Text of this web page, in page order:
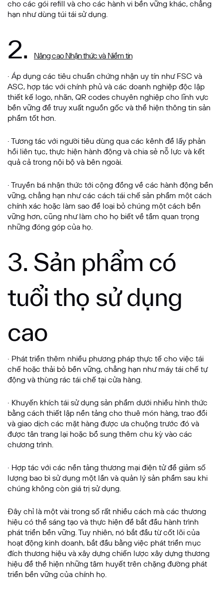
cho các gói refill và cho các hành vi bền vững khác, chẳng
hạn như dùng túi tái sử dụng.
2. Nâng cao Nhận thức và Niềm tin
· Áp dụng các tiêu chuẩn chứng nhận uy tín như FSC và
ASC, hợp tác với chính phủ và các doanh nghiệp độc lập
thiết kế logo, nhãn, QR codes chuyên nghiệp cho lĩnh vực
bền vững để truy xuất nguồn gốc và thể hiện thông tin sản
phẩm tốt hơn.
· Tương tác với người tiêu dùng qua các kênh để lấy phản
hồi liên tục, thực hiện hành động và chia sẻ nỗ lực và kết
quả cả trong nội bộ và bên ngoài.
· Truyền bá nhận thức tới cộng đồng về các hành động bền
vững, chẳng hạn như các cách tái chế sản phẩm một cách
chính xác hoặc làm sao để loại bỏ chúng một cách bền
vững hơn, cũng như làm cho họ biết về tầm quan trọng
những đóng góp của họ.
3. Sản phẩm có
tuổi thọ sử dụng
cao
· Phát triển thêm nhiều phương pháp thực tế cho việc tái
chế hoặc thải bỏ bền vững, chẳng hạn như máy tái chế tự
động và thùng rác tái chế tại cửa hàng.
· Khuyến khích tái sử dụng sản phẩm dưới nhiều hình thức
bằng cách thiết lập nền tảng cho thuê món hàng, trao đổi
và giao dịch các mặt hàng được ưa chuộng trước đó và
được tân trang lại hoặc bổ sung thêm chu kỳ vào các
chương trình.
· Hợp tác với các nền tảng thương mại điện tử để giảm số
lượng bao bì sử dụng một lần và quản lý sản phẩm sau khi
chúng không còn giá trị sử dụng.
Đây chỉ là một vài trong số rất nhiều cách mà các thương
hiệu có thể sáng tạo và thực hiện để bắt đầu hành trình
phát triển bền vững. Tuy nhiên, nó bắt đầu từ cốt lõi của
hoạt động kinh doanh, bắt đầu bằng việc phát triển mục
đích thương hiệu và xây dựng chiến lược xây dựng thương
hiệu để thể hiện những tâm huyết trên chặng đường phát
triển bền vững của chính họ.